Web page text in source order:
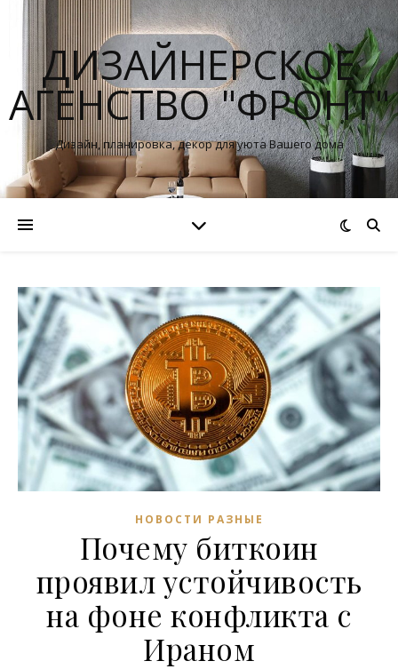
ДИЗАЙНЕРСКОЕ
АГЕНСТВО "ФРОНТ"
Дизайн, планировка, декор для уюта Вашего дома
НОВОСТИ РАЗНЫЕ
Почему биткоин
проявил устойчивость
на фоне конфликта с
Ираном